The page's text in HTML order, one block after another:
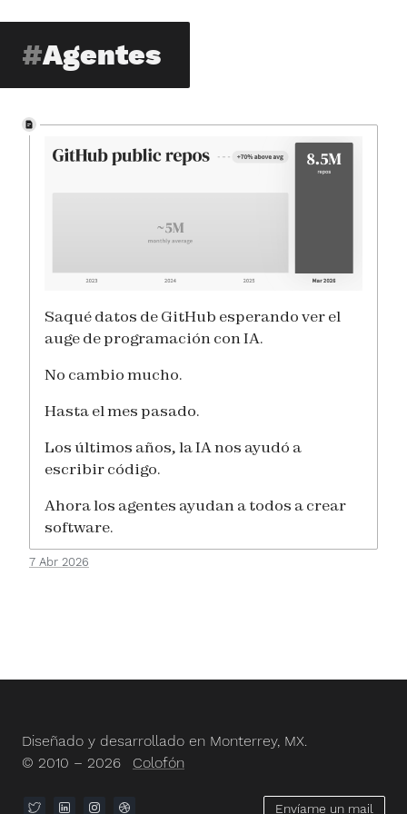
Agentes
Saqué datos de GitHub esperando ver el
auge de programación con IA.
No cambio mucho.
Hasta el mes pasado.
Los últimos años, la IA nos ayudó a
escribir código.
Ahora los agentes ayudan a todos a crear
software.
7 Abr 2026
Diseñado y desarrollado en Monterrey, MX.
© 2010 – 2026
Colofón
Envíame un mail